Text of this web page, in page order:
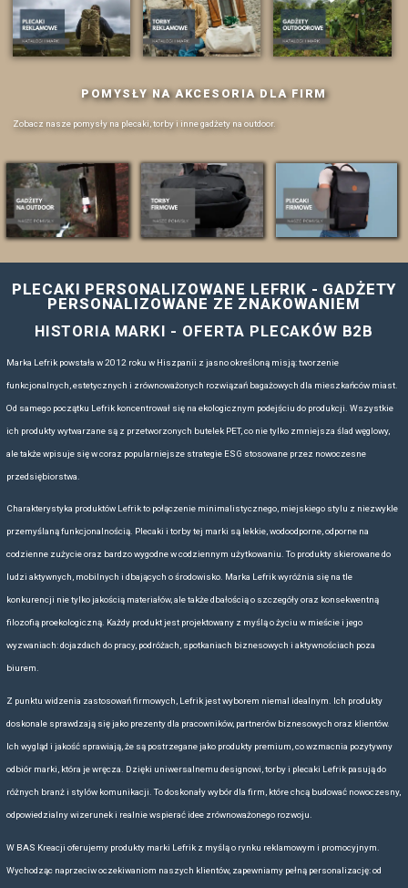
Loading PDF 100% ...
1/20
Szukasz innych plecaków, toreb i akcesoriów dla Twojej firmy?